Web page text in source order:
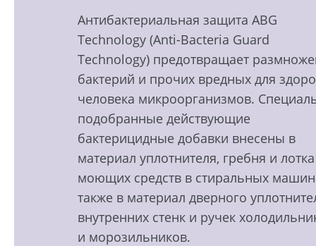
Антибактериальная защита ABG
Technology (Anti-Bacteria Guard
Technology) предотвращает
бактерий и прочих вредных для
человека микроорганизмов.
подобранные действующие
бактерицидные добавки внесены в
материал уплотнителя, гребня и
моющих средств в стиральных
также в материал дверного
внутренних стенк и ручек
и морозильников.